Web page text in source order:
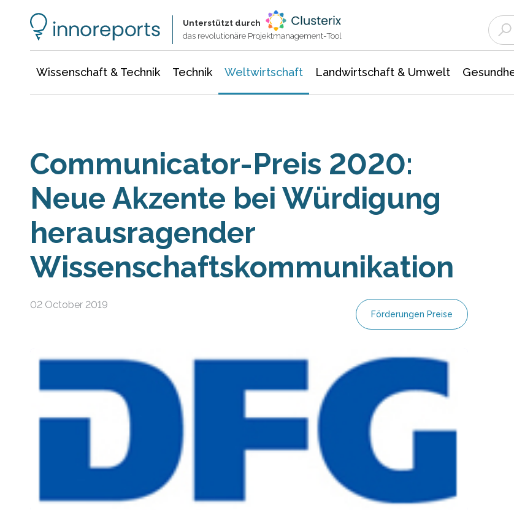
Unterstützt durch
das revolutionäre Projektmanagement-Tool
Wissenschaft & Technik Technik Weltwirtschaft Landwirtschaft & Umwelt
Communicator-Preis 2020:
Neue Akzente bei Würdigung
herausragender
Wissenschaftskommunikation
02 October 2019
Förderungen Preise